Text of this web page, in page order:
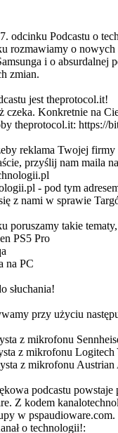
odcinku Podcastu o
rozmawiamy o nowych
i o absurdalnej
zmian.
jest theprotocol.it!
czeka. Konkretnie na
theprotocol.it: ⁠⁠⁠⁠https://
reklama Twojej firmy
przyślij nam maila na
- pod tym
z nami w sprawie
poruszamy takie
PS5 Pro
na PC
słuchania!
przy użyciu
z mikrofonu
z mikrofonu Logitech
z mikrofonu
podcastu
Z kodem
w pspaudioware.com.
o technologii!: